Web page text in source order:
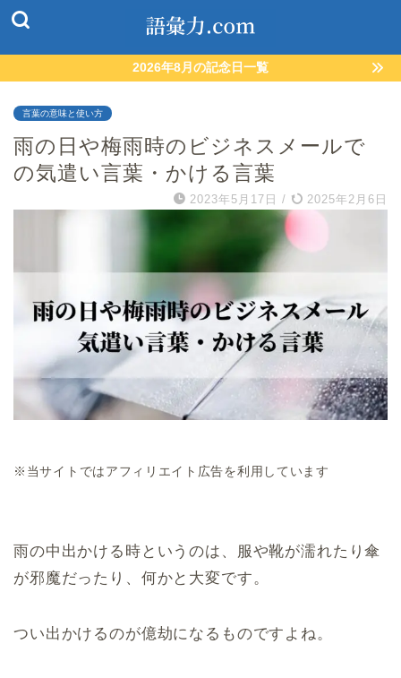
2026年8月の記念日一覧
言葉の意味と使い方
雨の日や梅雨時のビジネスメールで
の気遣い言葉・かける言葉
2023年5月17日 / 2025年2月6日
※当サイトではアフィリエイト広告を利用しています
雨の中出かける時というのは、服や靴が濡れたり傘
が邪魔だったり、何かと大変です。
つい出かけるのが億劫になるものですよね。